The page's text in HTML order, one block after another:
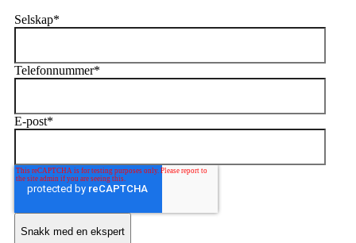
Selskap*
Telefonnummer*
E-post*